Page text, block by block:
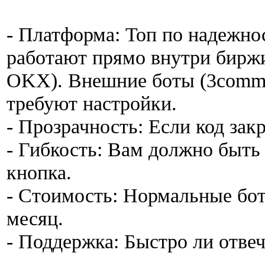
- Платформа: Топ по
работают прямо внутри
OKX). Внешние боты
требуют настройки.
- Прозрачность: Если код
- Гибкость: Вам должно быть
кнопка.
- Стоимость: Нормальные
месяц.
- Поддержка: Быстро ли